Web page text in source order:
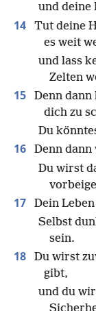
und deine
14
Tut deine
es weit
und lass
Zelten
15
Denn
dich zu
Du
16
Denn
Du wirst
17
Dein
Selbst
sein.
18
Du wirst
gibt,
und du